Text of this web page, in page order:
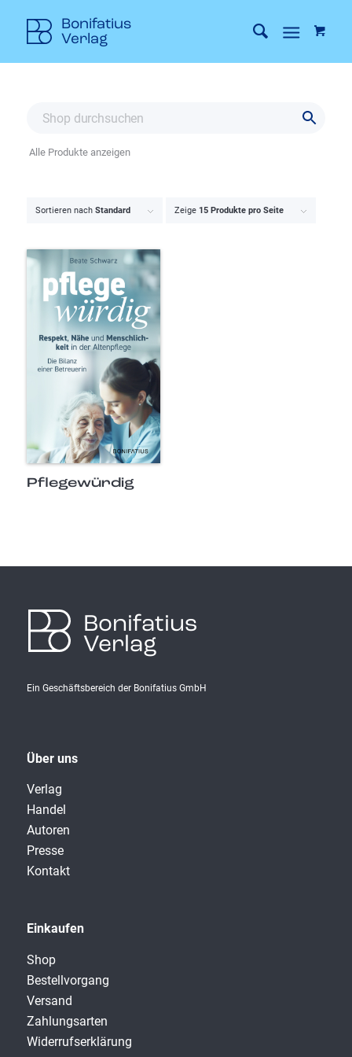
Sortieren nach Standard Zeige 15 Produkte pro Seite
Pflegewürdig
Alle Produkte anzeigen
Bonifatius
Verlag
Ein Geschäftsbereich der Bonifatius GmbH
Über uns
Verlag
Handel
Autoren
Presse
Kontakt
Einkaufen
Shop
Bestellvorgang
Versand
Zahlungsarten
Widerrufserklärung